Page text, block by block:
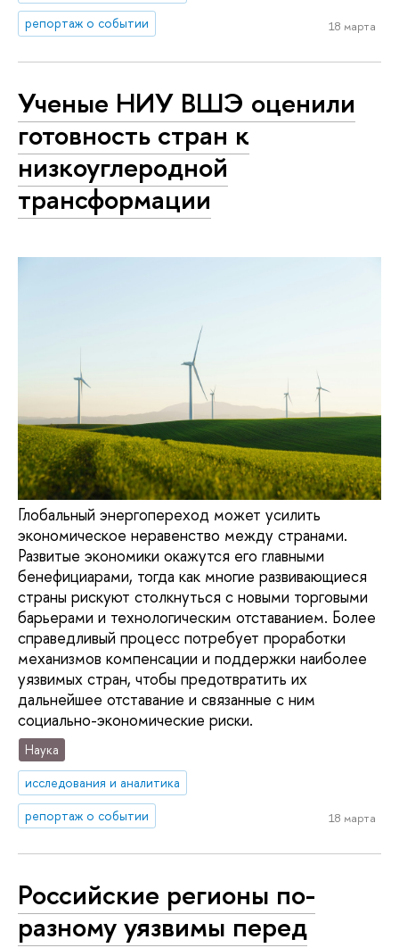
репортаж о событии
18 марта
Ученые НИУ ВШЭ оценили
готовность стран к
низкоуглеродной
трансформации
Глобальный энергопереход может усилить
экономическое неравенство между странами.
Развитые экономики окажутся его главными
бенефициарами, тогда как многие развивающиеся
страны рискуют столкнуться с новыми торговыми
барьерами и технологическим отставанием. Более
справедливый процесс потребует проработки
механизмов компенсации и поддержки наиболее
уязвимых стран, чтобы предотвратить их
дальнейшее отставание и связанные с ним
социально-экономические риски.
Наука
исследования и аналитика
репортаж о событии
18 марта
Российские регионы по-
разному уязвимы перед